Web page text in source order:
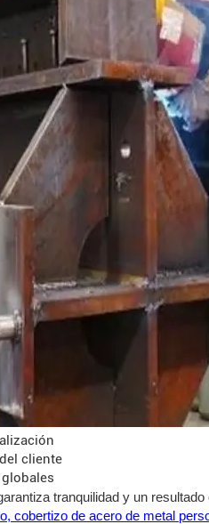
cliente
tranquilidad y un
cobertizo de acero de metal